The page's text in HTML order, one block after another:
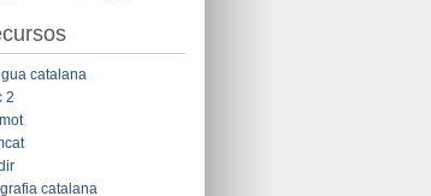
catalana
2
catalana